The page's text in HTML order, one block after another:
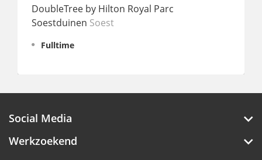
Parc VolkshotelAmsterdam
Social Media
Werkzoekend